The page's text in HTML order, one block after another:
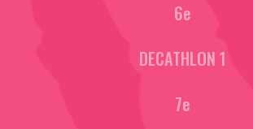
6e
DECATHLON 1
7e